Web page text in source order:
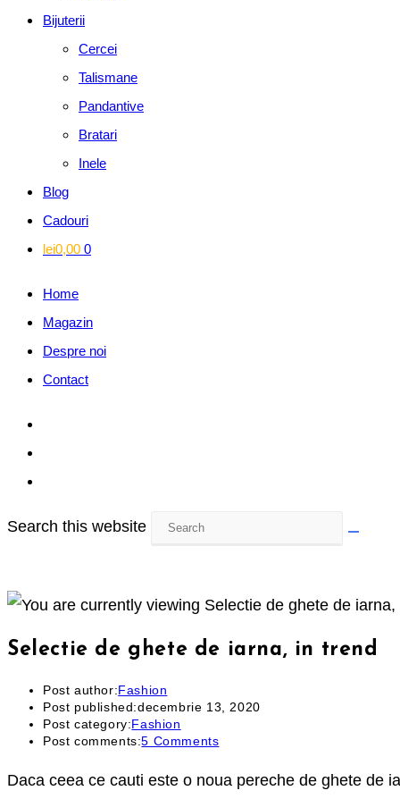
Bijuterii
Cercei
Talismane
Pandantive
Bratari
Inele
Blog
Cadouri
lei0,00 0
Home
Magazin
Despre noi
Contact
Search this website
Selectie de ghete de iarna, in trend
Post author:Fashion
Post published:decembrie 13, 2020
Post category:Fashion
Post comments:5 Comments
Daca ceea ce cauti este o noua pereche de ghete de